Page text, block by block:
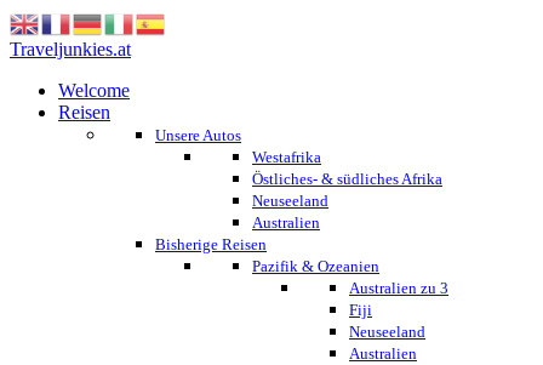
Traveljunkies.at
Welcome
Reisen
Unsere Autos
Westafrika
Östliches- & südliches Afrika
Neuseeland
Australien
Bisherige Reisen
Pazifik & Ozeanien
Australien zu 3
Fiji
Neuseeland
Australien